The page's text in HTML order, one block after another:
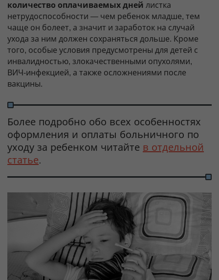
количество оплачиваемых дней листка
нетрудоспособности — чем ребенок младше, тем
чаще он болеет, а значит и заработок на случай
ухода за ним должен сохраняться дольше. Кроме
того, особые условия предусмотрены для детей с
инвалидностью, злокачественными опухолями,
ВИЧ-инфекцией, а также осложнениями после
вакцины.
Более подробно обо всех особенностях
оформления и оплаты больничного по
уходу за ребенком читайте в отдельной
статье.